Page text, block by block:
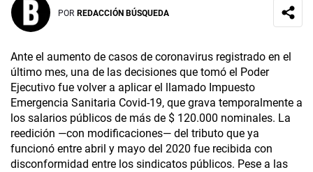
POR REDACCIÓN BÚSQUEDA
Ante el aumento de casos de coronavirus registrado en el
último mes, una de las decisiones que tomó el Poder
Ejecutivo fue volver a aplicar el llamado Impuesto
Emergencia Sanitaria Covid-19, que grava temporalmente a
los salarios públicos de más de $ 120.000 nominales. La
reedición —con modificaciones— del tributo que ya
funcionó entre abril y mayo del 2020 fue recibida con
disconformidad entre los sindicatos públicos. Pese a las